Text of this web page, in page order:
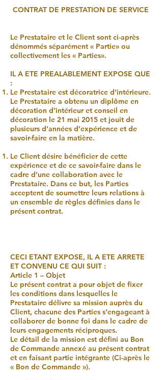
CONTRAT DE PRESTATION DE SERVICE
Le Prestataire et le Client sont ci-après
dénommés séparément « Partie» ou
collectivement les « Parties».
IL A ETE PREALABLEMENT EXPOSE QUE
:
Le Prestataire est décoratrice d’intérieure.
Le Prestataire a obtenu un diplôme en
décoration d’intérieur et conseil en
décoration le 21 mai 2015 et jouit de
plusieurs d’années d’expérience et de
savoir-faire en la matière.
Le Client désire bénéficier de cette
expérience et de ce savoir-faire dans le
cadre d’une collaboration avec le
Prestataire. Dans ce but, les Parties
acceptent de soumettre leurs relations à
un ensemble de règles définies dans le
présent contrat.
CECI ETANT EXPOSE, IL A ETE ARRETE
ET CONVENU CE QUI SUIT :
Article 1 – Objet
Le présent contrat a pour objet de fixer
les conditions dans lesquelles le
Prestataire délivre sa mission auprès du
Client, chacune des Parties s’engageant à
collaborer de bonne foi dans le cadre de
leurs engagements réciproques.
Le détail de la mission est défini au Bon
de Commande annexé au présent contrat
et en faisant partie intégrante (Ci-après le
« Bon de Commande »).